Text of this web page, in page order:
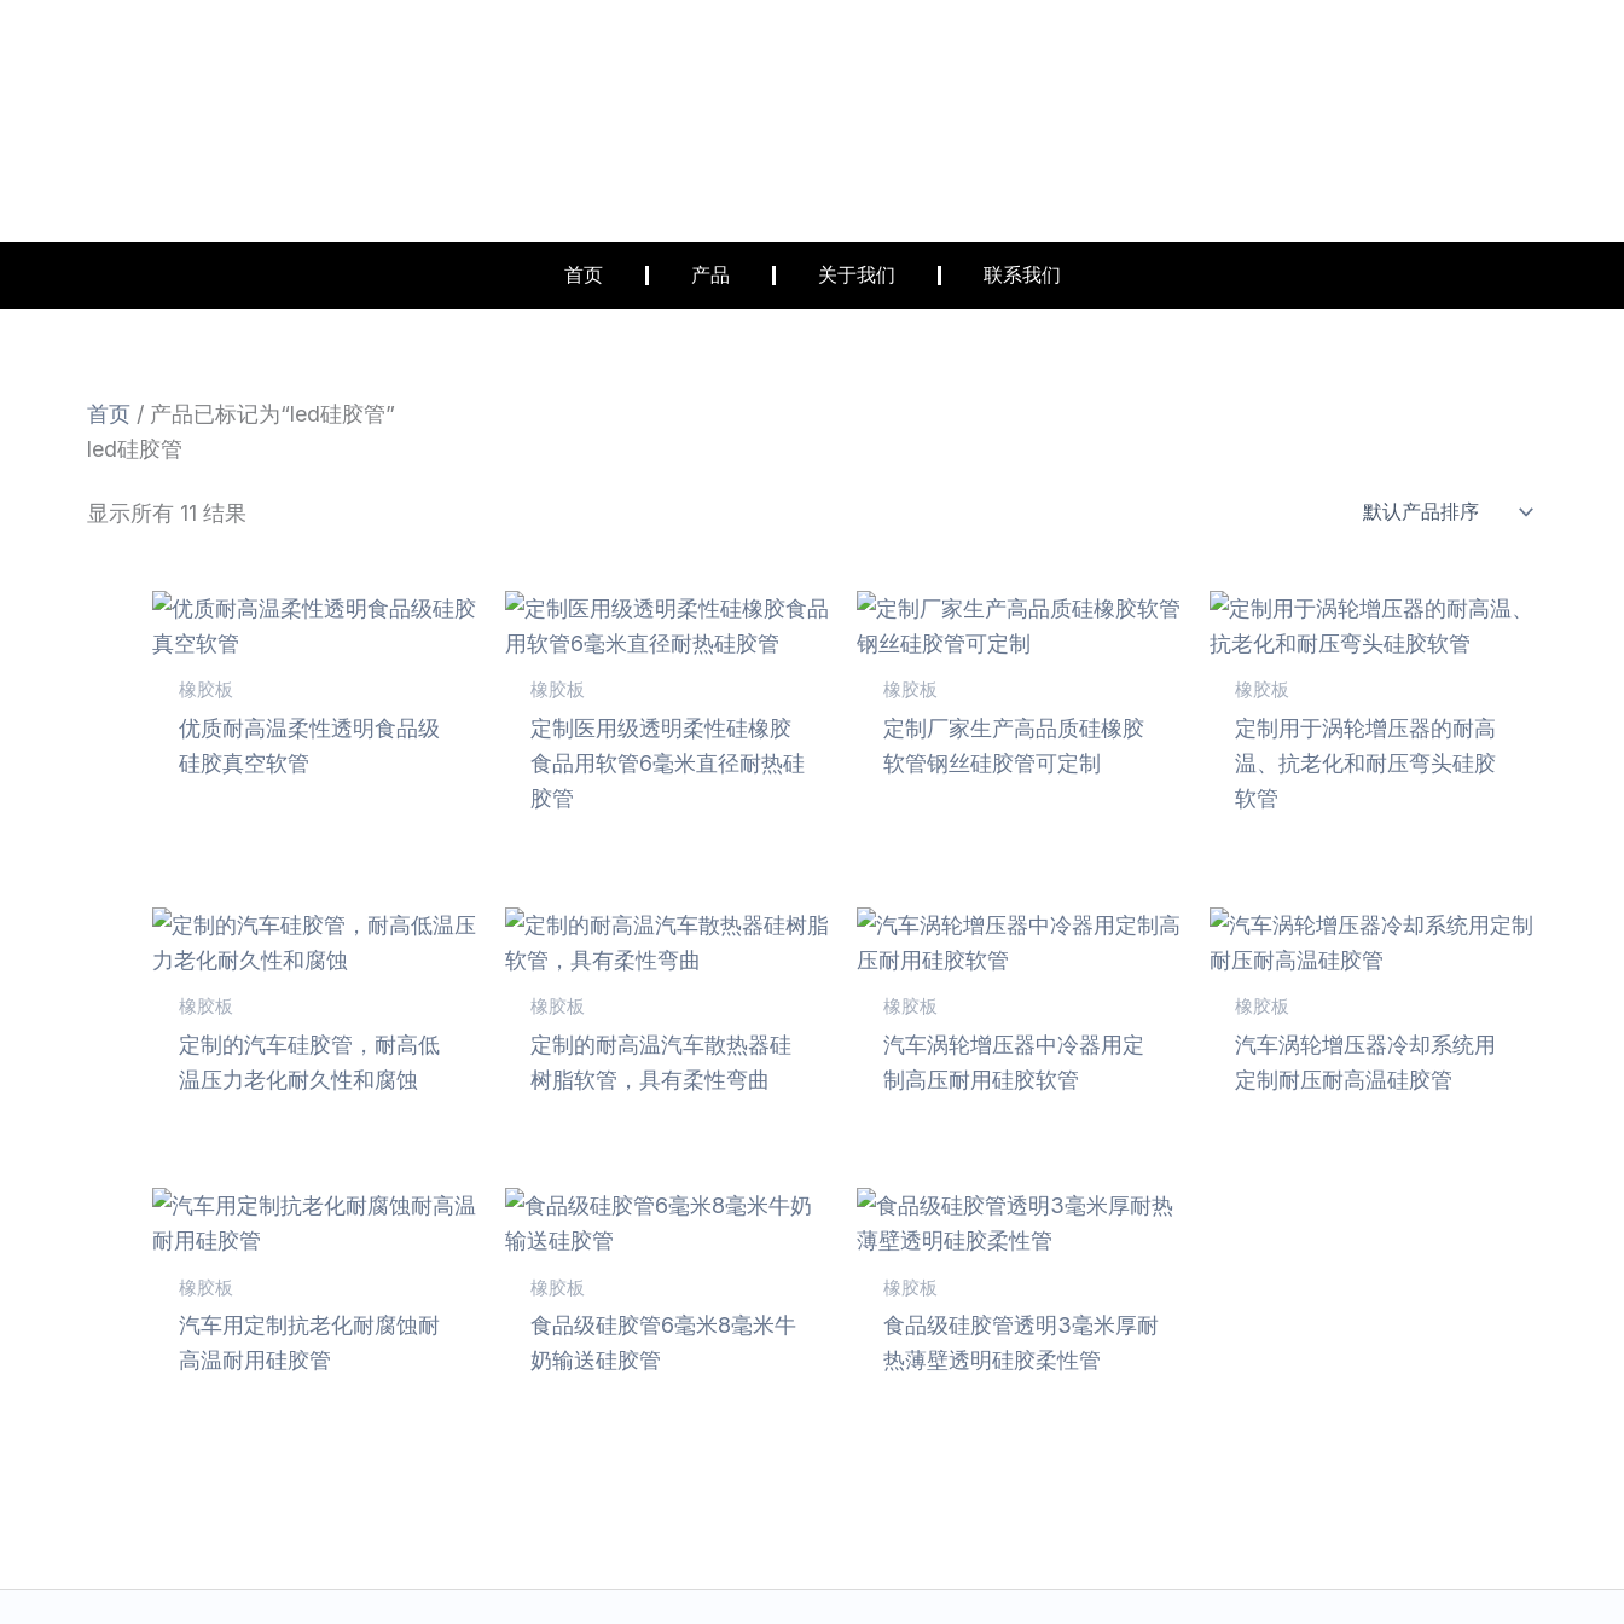
首页 产品 关于我们 联系我们
首页 / 产品已标记为“led硅胶管”
led硅胶管
显示所有 11 结果
橡胶板
优质耐高温柔性透明食品级
硅胶真空软管
橡胶板
定制医用级透明柔性硅橡胶
食品用软管6毫米直径耐热硅
胶管
橡胶板
定制厂家生产高品质硅橡胶
软管钢丝硅胶管可定制
橡胶板
定制用于涡轮增压器的耐高
温、抗老化和耐压弯头硅胶
软管
橡胶板
定制的汽车硅胶管，耐高低
温压力老化耐久性和腐蚀
橡胶板
定制的耐高温汽车散热器硅
树脂软管，具有柔性弯曲
橡胶板
汽车涡轮增压器中冷器用定
制高压耐用硅胶软管
橡胶板
汽车涡轮增压器冷却系统用
定制耐压耐高温硅胶管
橡胶板
汽车用定制抗老化耐腐蚀耐
高温耐用硅胶管
橡胶板
食品级硅胶管6毫米8毫米牛
奶输送硅胶管
橡胶板
食品级硅胶管透明3毫米厚耐
热薄壁透明硅胶柔性管